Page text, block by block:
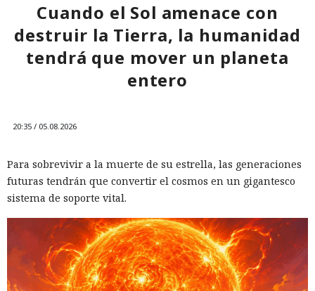
Cuando el Sol amenace con
destruir la Tierra, la humanidad
tendrá que mover un planeta
entero
20:35 / 05.08.2026
Para sobrevivir a la muerte de su estrella, las generaciones
futuras tendrán que convertir el cosmos en un gigantesco
sistema de soporte vital.